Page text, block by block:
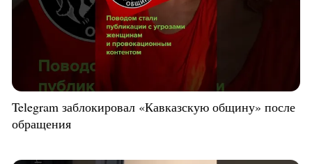
Telegram заблокировал «Кавказскую общину» после
обращения